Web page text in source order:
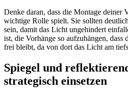
Denke daran, dass die Montage deiner
wichtige Rolle spielt. Sie sollten
sein, damit das Licht ungehindert
ist, die Vorhänge so aufzuhängen, dass
frei bleibt, da von dort das Licht am
Spiegel und
strategisch einsetzen